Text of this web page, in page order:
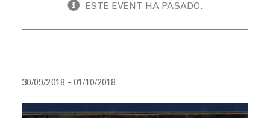
ESTE EVENT HA PASADO.
30/09/2018 -01/10/2018